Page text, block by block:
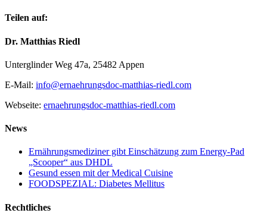
Teilen auf:
Facebook
Twitter
Reddit
LinkedIn
WhatsApp
Tumblr
Pinterest
Vk
E-
Dr. Matthias Riedl
Unterglinder Weg 47a, 25482 Appen
E-Mail: info@ernaehrungsdoc-matthias-riedl.com
Webseite: ernaehrungsdoc-matthias-riedl.com
News
Ernährungsmediziner gibt Einschätzung zum Energy-Pad
„Scooper“ aus DHDL
Gesund essen mit der Medical Cuisine
FOODSPEZIAL: Diabetes Mellitus
Rechtliches